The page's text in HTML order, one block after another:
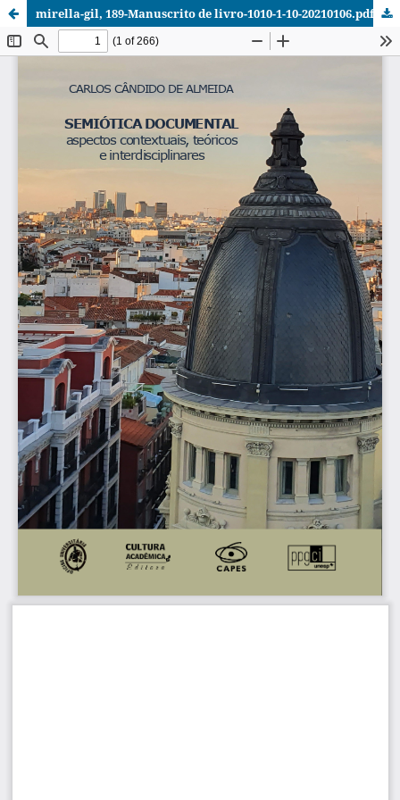
mirella-gil, 189-Manuscrito de livro-1010-1-10-20210106.pdf